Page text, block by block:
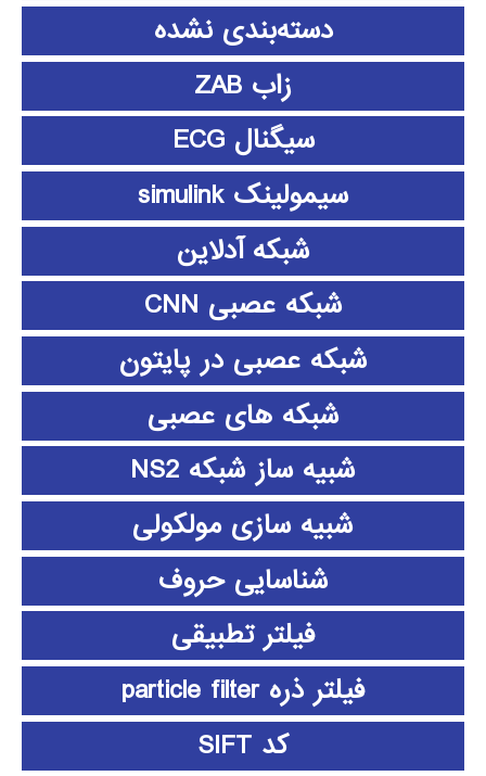
دسته‌بندی نشده
زاب ZAB
سیگنال ECG
سیمولینک simulink
شبکه آدلاین
شبکه عصبی CNN
شبکه عصبی در پایتون
شبکه های عصبی
شبیه ساز شبکه NS2
شبیه سازی مولکولی
شناسایی حروف
فیلتر تطبیقی
فیلتر ذره particle filter
کد SIFT